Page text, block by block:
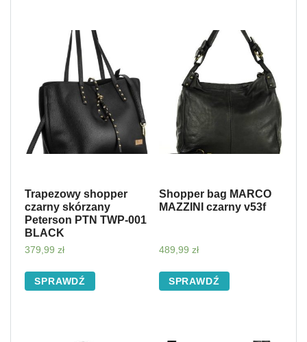
Trapezowy shopper
czarny skórzany
Peterson PTN TWP-001
BLACK
379,99 zł
SPRAWDŹ
Shopper bag MARCO
MAZZINI czarny v53f
489,99 zł
SPRAWDŹ